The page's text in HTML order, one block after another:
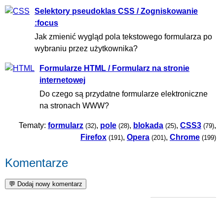
Selektory pseudoklas CSS / Zogniskowanie
:focus
Jak zmienić wygląd pola tekstowego formularza po
wybraniu przez użytkownika?
Formularze HTML / Formularz na stronie
internetowej
Do czego są przydatne formularze elektroniczne
na stronach WWW?
Tematy: formularz (32), pole (28), blokada (25), CSS3 (79),
Firefox (191), Opera (201), Chrome (199)
Komentarze